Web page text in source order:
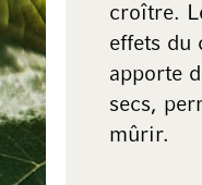
croître.
effets du
apporte
secs,
mûrir.